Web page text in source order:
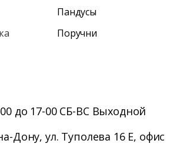
Пандусы
Поручни
до 17-00 СБ-ВС Выходной
Дону, ул. Туполева 16 Е, офис